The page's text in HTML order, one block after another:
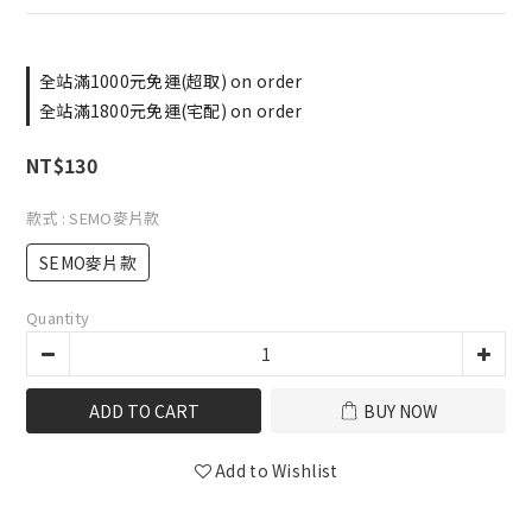
全站滿1000元免運(超取) on order
全站滿1800元免運(宅配) on order
NT$130
款式 : SEMO麥片款
SEMO麥片款
Quantity
ADD TO CART BUY NOW
Add to Wishlist